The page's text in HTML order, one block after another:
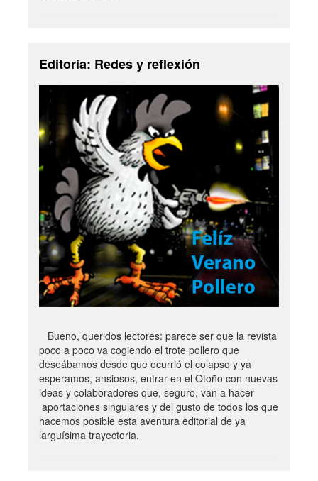
Editoria: Redes y reflexión
Bueno, queridos lectores: parece ser que la revista
poco a poco va cogiendo el trote pollero que
deseábamos desde que ocurrió el colapso y ya
esperamos, ansiosos, entrar en el Otoño con nuevas
ideas y colaboradores que, seguro, van a hacer
aportaciones singulares y del gusto de todos los que
hacemos posible esta aventura editorial de ya
larguísima trayectoria.